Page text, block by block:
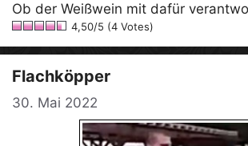
Ob der Weißwein mit dafür
4,50/5 (4 Votes)
Flachköpper
30. Mai 2022